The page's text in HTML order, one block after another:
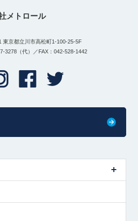
メトロール
東京都立川市高松町1-100-25-5F
3278（代）／FAX：042-528-1442